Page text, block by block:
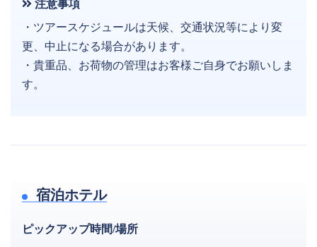
注意事項
・ツアースケジュールは天候、交通状況等により変
更、中止になる場合があります。
・貴重品、お荷物の管理はお客様ご自身でお願いしま
す。
宿泊ホテル
ピックアップ時間/場所